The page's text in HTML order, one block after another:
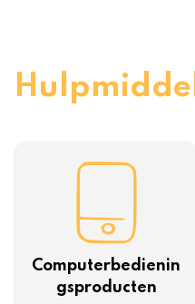
Computerbedienin
gsproducten